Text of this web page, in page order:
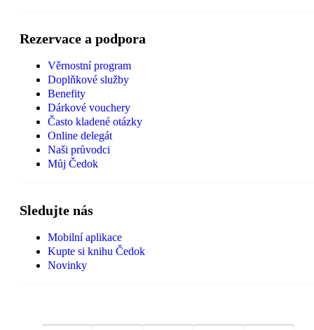
Rezervace a podpora
Věrnostní program
Doplňkové služby
Benefity
Dárkové vouchery
Často kladené otázky
Online delegát
Naši průvodci
Můj Čedok
Sledujte nás
Mobilní aplikace
Kupte si knihu Čedok
Novinky